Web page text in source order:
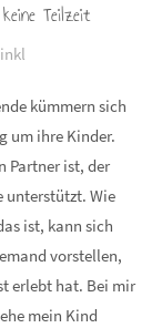
Teilzeit
kümmern sich
um ihre Kinder.
Partner ist, der
unterstützt. Wie
ist, kann sich
vorstellen,
erlebt hat. Bei mir
mein Kind